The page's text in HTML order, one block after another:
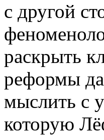
с другой
раскрыть
реформы
мыслить с
которую